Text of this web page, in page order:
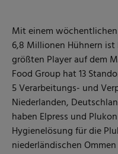
Mit einem
6,8 Millionen Hühnern
größten Player auf dem
Food Group hat 13
5 Verarbeitungs- und
Niederlanden,
haben Elpress und
Hygienelösung für die
niederländischen